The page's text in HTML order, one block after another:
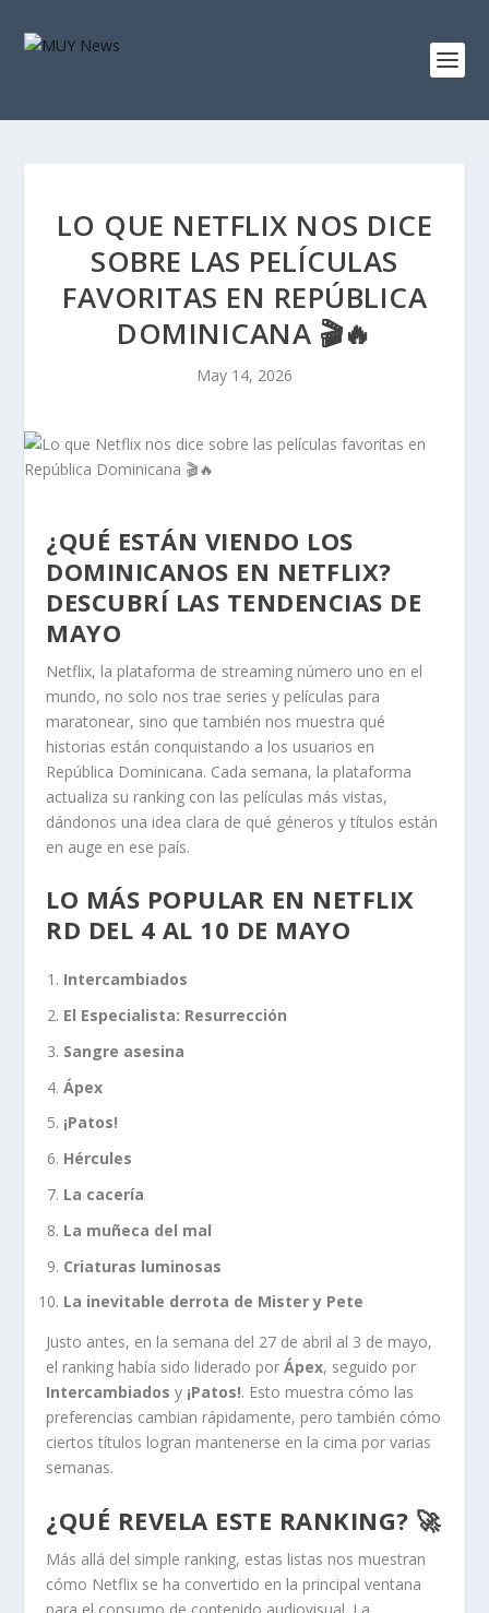
LO QUE NETFLIX NOS DICE
SOBRE LAS PELÍCULAS
FAVORITAS EN REPÚBLICA
DOMINICANA 🎬🔥
May 14, 2026
¿QUÉ ESTÁN VIENDO LOS
DOMINICANOS EN NETFLIX?
DESCUBRÍ LAS TENDENCIAS DE
MAYO
Netflix, la plataforma de streaming número uno en el
mundo, no solo nos trae series y películas para
maratonear, sino que también nos muestra qué
historias están conquistando a los usuarios en
República Dominicana. Cada semana, la plataforma
actualiza su ranking con las películas más vistas,
dándonos una idea clara de qué géneros y títulos están
en auge en ese país.
LO MÁS POPULAR EN NETFLIX
RD DEL 4 AL 10 DE MAYO
Intercambiados
El Especialista: Resurrección
Sangre asesina
Ápex
¡Patos!
Hércules
La cacería
La muñeca del mal
Criaturas luminosas
La inevitable derrota de Mister y Pete
Justo antes, en la semana del 27 de abril al 3 de mayo,
el ranking había sido liderado porÁpex, seguido por
Intercambiados y ¡Patos!. Esto muestra cómo las
preferencias cambian rápidamente, pero también cómo
ciertos títulos logran mantenerse en la cima por varias
semanas.
¿QUÉ REVELA ESTE RANKING? 🚀
Más allá del simple ranking, estas listas nos muestran
cómo Netflix se ha convertido en la principal ventana